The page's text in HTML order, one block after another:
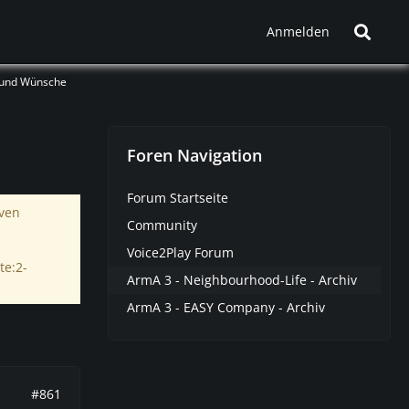
Anmelden
Wünsche
#861
Foren Navigation
Forum Startseite
Community
Voice2Play Forum
ArmA 3 - Neighbourhood-Life - Archiv
ArmA 3 - EASY Company - Archiv